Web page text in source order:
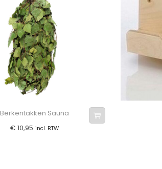
Berkentakken Sauna
€ 10,95 incl. BTW